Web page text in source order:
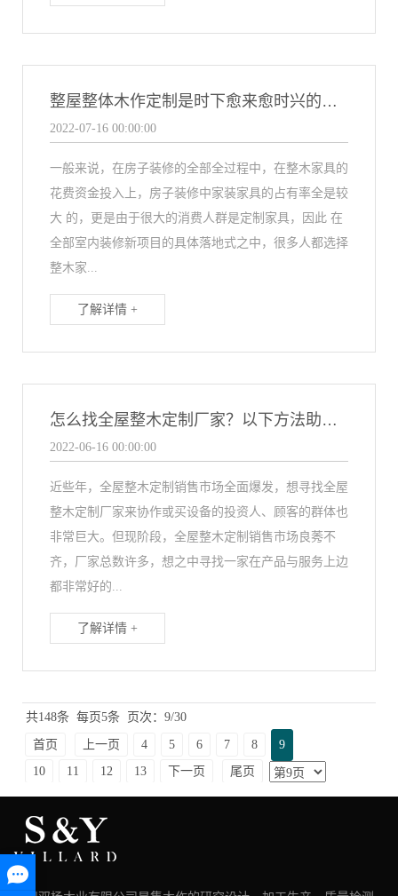
整屋整体木作定制是时下愈来愈时兴的领域
2022-07-16 00:00:00
一般来说，在房子装修的全部全过程中，在整木家具的
花费资金投入上，房子装修中家装家具的占有率全是较
大 的，更是由于很大的消费人群是定制家具，因此 在
全部室内装修新项目的具体落地式之中，很多人都选择
整木家...
了解详情 +
怎么找全屋整木定制厂家？以下方法助力快速甄选厂家！
2022-06-16 00:00:00
近些年，全屋整木定制销售市场全面爆发，想寻找全屋
整木定制厂家来协作或买设备的投资人、顾客的群体也
非常巨大。但现阶段，全屋整木定制销售市场良莠不
齐，厂家总数许多，想之中寻找一家在产品与服务上边
都非常好的...
了解详情 +
共148条 每页5条 页次：9/30
首页 上一页 4 5 6 7 8 9
10 11 12 13 下一页 尾页